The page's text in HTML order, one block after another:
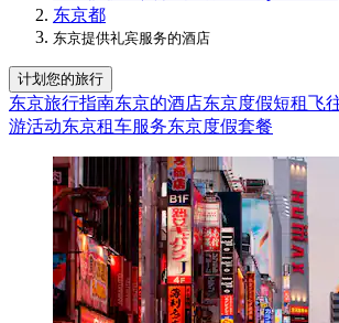
东京都
东京提供礼宾服务的酒店​
计划您的旅行
东京旅行指南东京的酒店东京度假短租飞
游活动东京租车服务东京度假套餐